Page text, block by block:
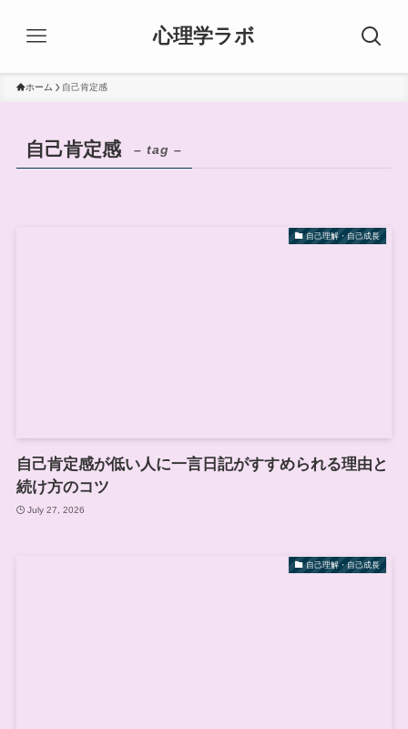
心理学ラボ
ホーム 自己肯定感
自己肯定感 – tag –
自己理解・自己成長
自己肯定感が低い人に一言日記がすすめられる理由と
続け方のコツ
July 27, 2026
自己理解・自己成長